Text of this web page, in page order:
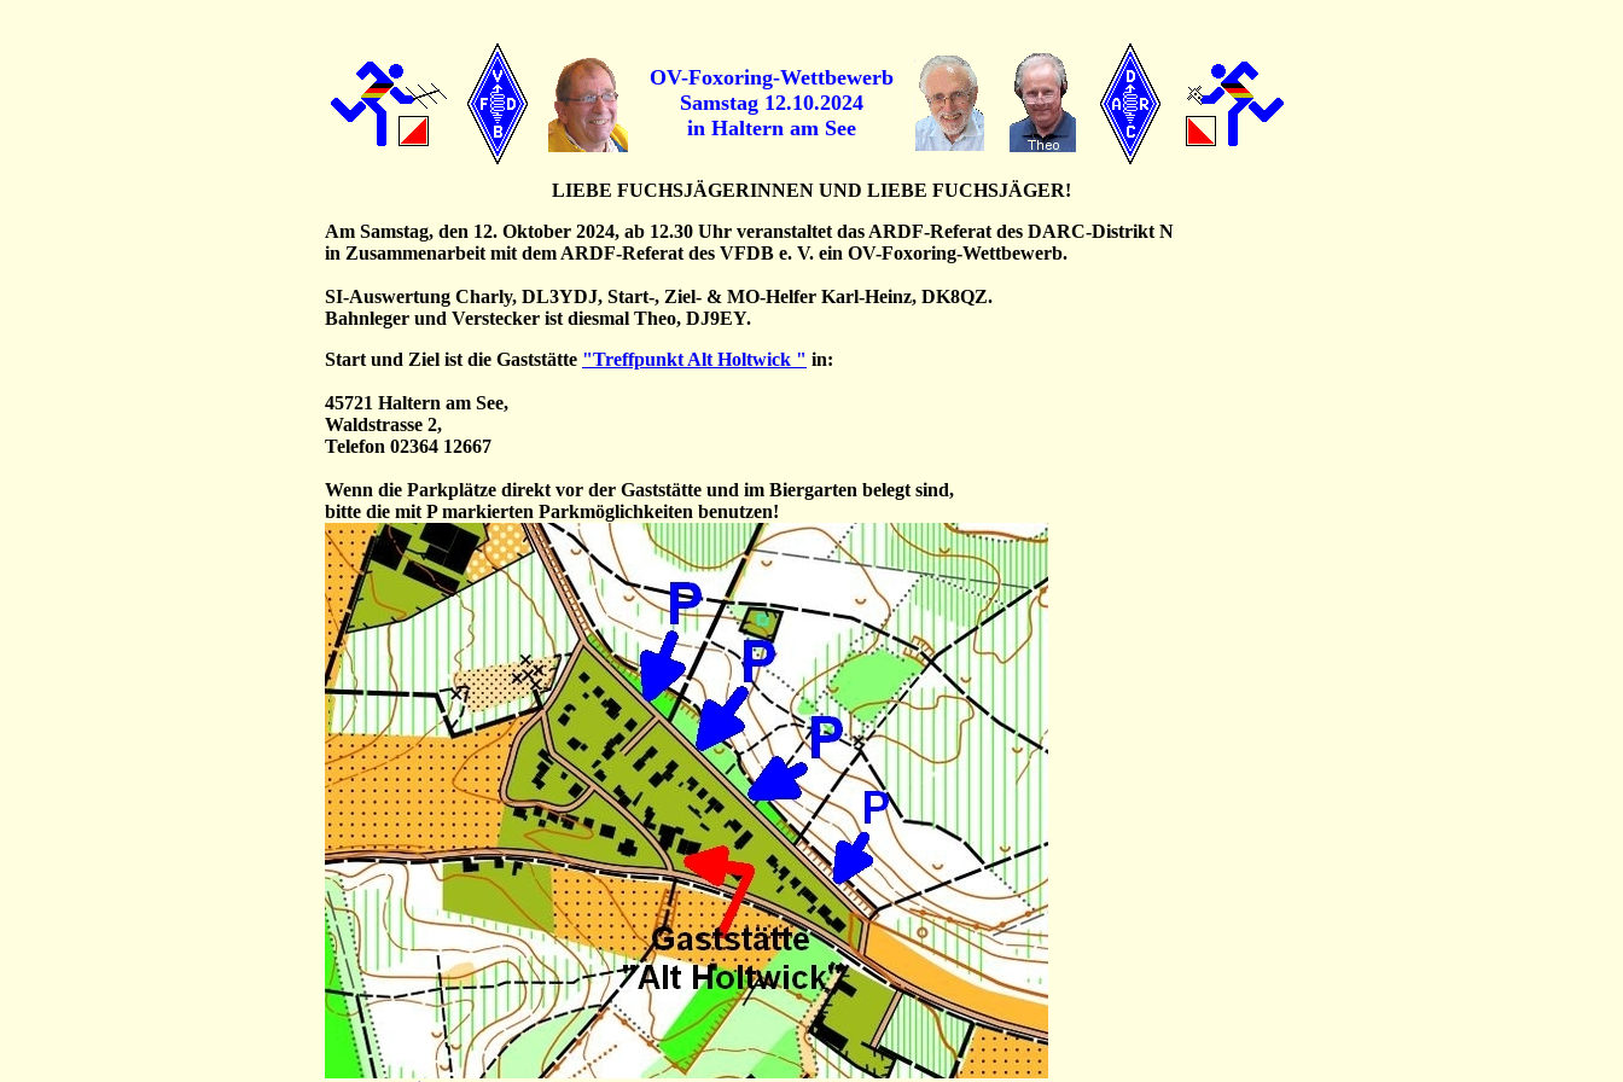
OV-Foxoring-Wettbewerb
Samstag 12.10.2024
in Haltern am See
LIEBE FUCHSJÄGERINNEN UND LIEBE FUCHSJÄGER!
Am Samstag, den 12. Oktober 2024, ab 12.30 Uhr veranstaltet das ARDF-Referat des DARC-Distrikt N
in Zusammenarbeit mit dem ARDF-Referat des VFDB e. V. ein OV-Foxoring-Wettbewerb.
SI-Auswertung Charly, DL3YDJ, Start-, Ziel- & MO-Helfer Karl-Heinz, DK8QZ.
Bahnleger und Verstecker ist diesmal Theo, DJ9EY.
Start und Ziel ist die Gaststätte "Treffpunkt Alt Holtwick " in:
45721 Haltern am See,
Waldstrasse 2,
Telefon 02364 12667
Wenn die Parkplätze direkt vor der Gaststätte und im Biergarten belegt sind,
bitte die mit P markierten Parkmöglichkeiten benutzen!